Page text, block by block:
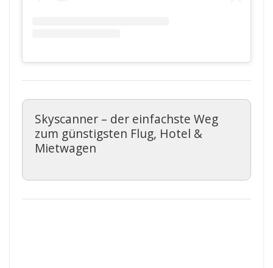
Skyscanner – der einfachste Weg
zum günstigsten Flug, Hotel &
Mietwagen